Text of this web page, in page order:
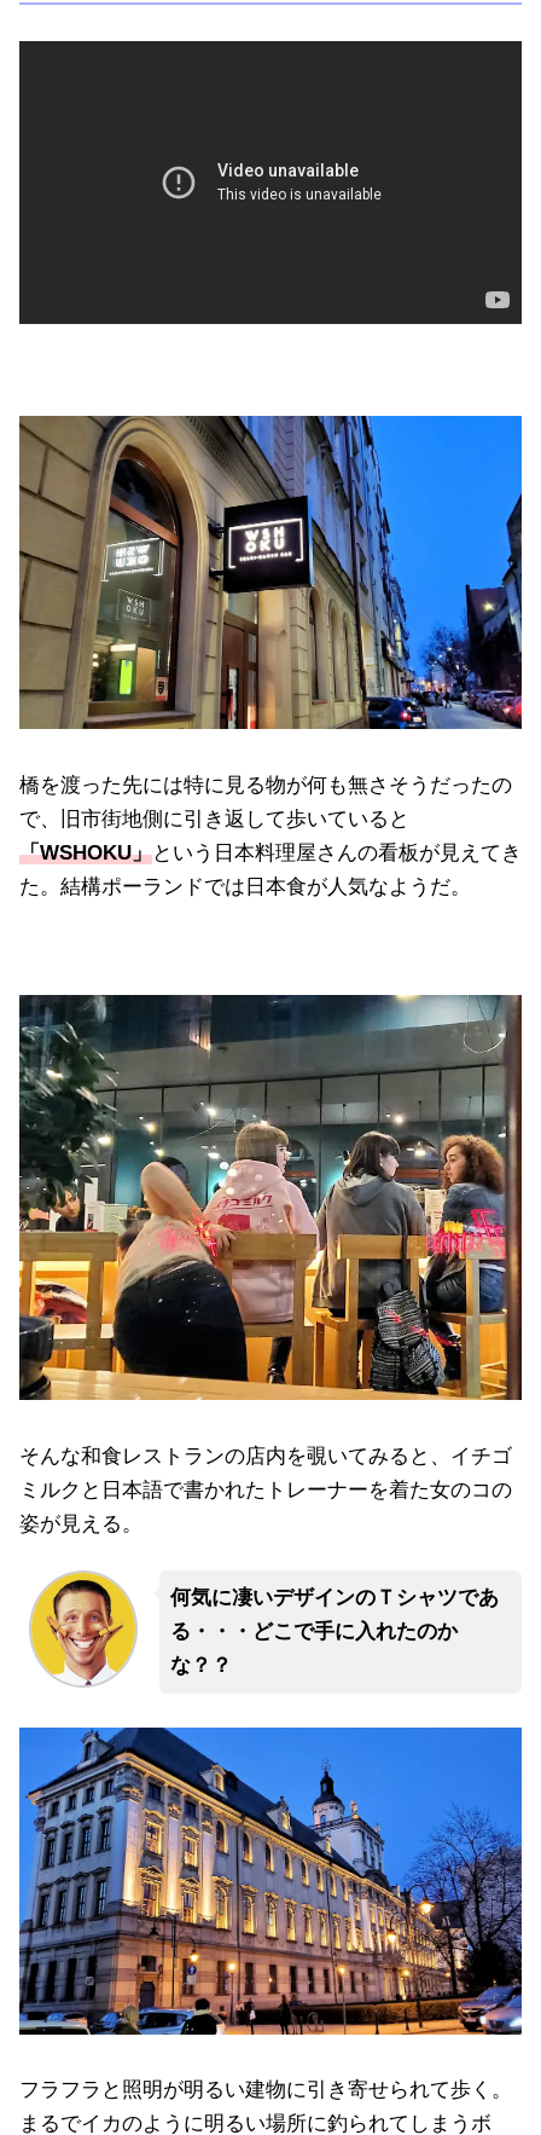
橋を渡った先には特に見る物が何も無さそうだったの
で、旧市街地側に引き返して歩いていると
「WSHOKU」という日本料理屋さんの看板が見えてき
た。結構ポーランドでは日本食が人気なようだ。
そんな和食レストランの店内を覗いてみると、イチゴ
ミルクと日本語で書かれたトレーナーを着た女のコの
姿が見える。
何気に凄いデザインのＴシャツであ
る・・・どこで手に入れたのか
な？？
フラフラと照明が明るい建物に引き寄せられて歩く。
まるでイカのように明るい場所に釣られてしまうボ